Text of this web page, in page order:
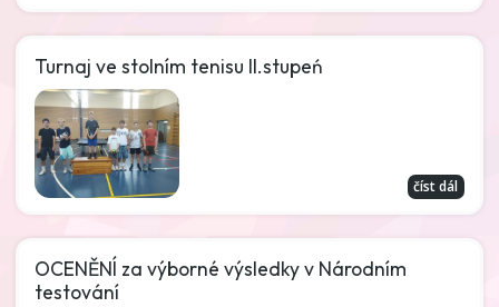
Turnaj ve stolním tenisu II.stupeń
číst dál
OCENĚNÍ za výborné výsledky v Národním
testování